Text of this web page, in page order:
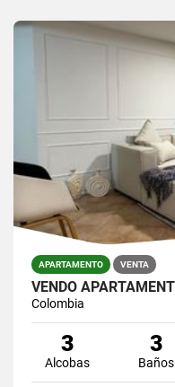
APARTAMENTO VENTA
Colombia
3
Alcobas
3
Baños